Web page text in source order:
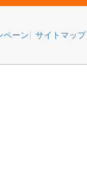
ペーン サイトマップ